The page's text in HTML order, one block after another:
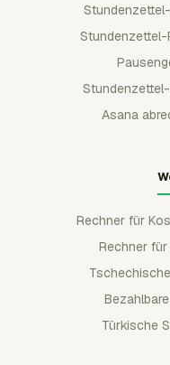
Stundenzettel-
Asana
Rechner für
Rechner
Türkische